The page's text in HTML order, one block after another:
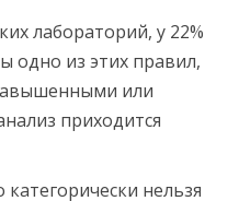
лабораторий, у 22%
одно из этих правил,
или
приходится
нельзя